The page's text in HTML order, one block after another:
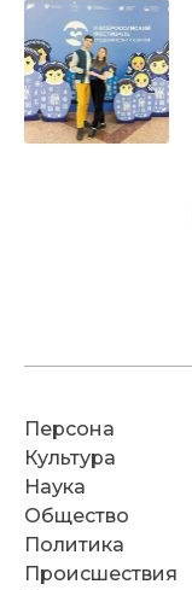
Персона
Культура
Наука
Общество
Политика
Происшествия